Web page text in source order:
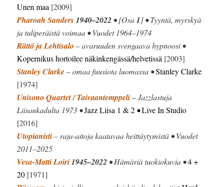
Unen maa [2009]
Pharoah Sanders1940–2022 • [Osa1] • Tyyntä, myrskyä
ja tuliperäistä voimaa • Vuodet 1964–1974
Rättö ja Lehtisalo – avaruuden svengaava hypnoosi •
Kopernikus hortoilee näkinkengässä/helvetissä [2003]
Stanley Clarke– omaa fuusiota luomassa •Stanley Clarke
[1974]
Unisono Quartet / Taivaantemppeli– Jazzlastuja
Liisankadulta 1973 •Jazz Liisa 1 & 2 •Live In Studio
[2016]
Utopianisti– raja-aitoja kaatavaa heittäytymistä • Vuodet
2011–2025
Vesa-Matti Loiri1945–2022 • Hämäriä tuokiokuvia •4 +
20 [1971]